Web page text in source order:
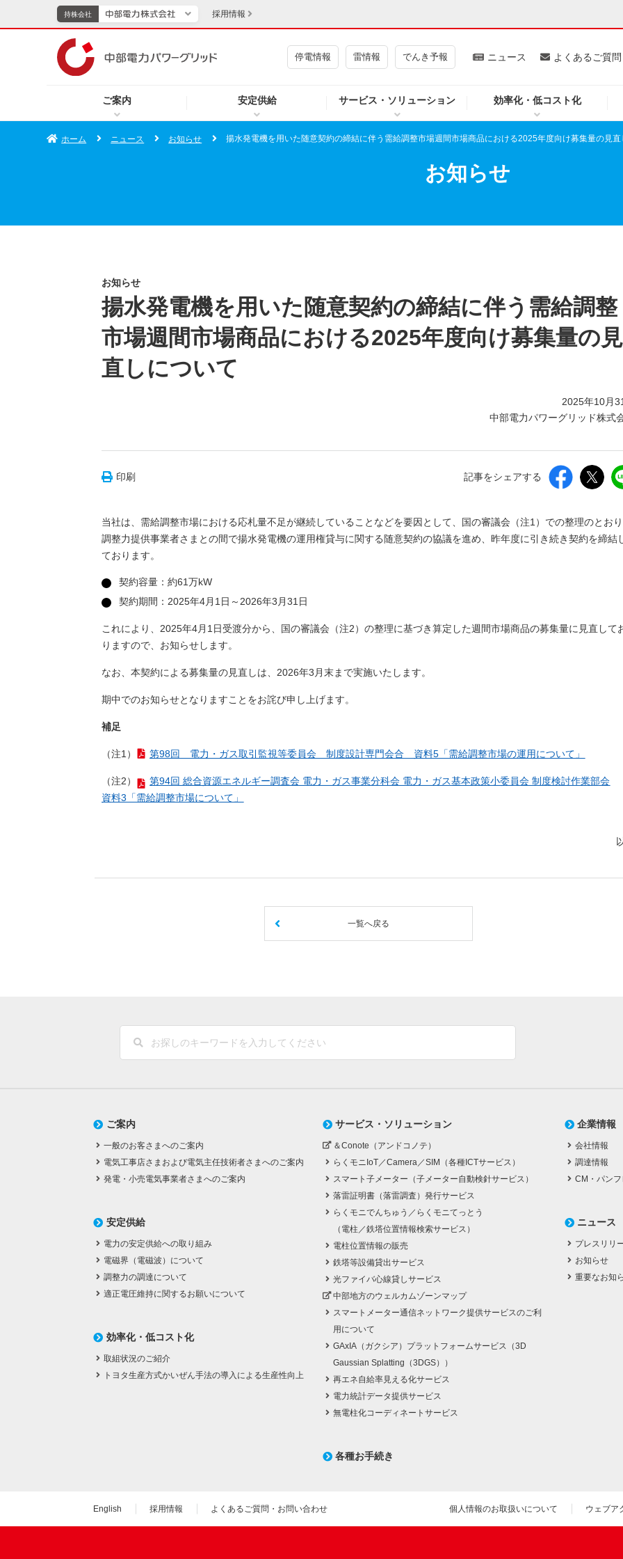
ご案内 安定供給 サービス・ソリューション 効率化・低コスト化
停電情報 雷情報 でんき予報 ニュース よくあるご質
持株会社
持株会社
TOPページへ エネルギー・原子力 CSR・環境・社会貢献
企業情報
採用情報
ホーム ニュース お知らせ 揚水発電機を用いた随意契約の締結に伴う需給調整市場週間市場商品における2025年度向け募集量の見
お知らせ
お知らせ
揚水発電機を用いた随意契約の締結に伴う需給調整
市場週間市場商品における2025年度向け募集量の見
直しについて
2025年10月
中部電力パワーグリッド株式
印刷 記事をシェアする
当社は、需給調整市場における応札量不足が継続していることなどを要因として、国の審議会（注1）での整理のとお
調整力提供事業者さまとの間で揚水発電機の運用権貸与に関する随意契約の協議を進め、昨年度に引き続き契約を締結
ております。
契約容量：約61万kW
契約期間：2025年4月1日～2026年3月31日
これにより、2025年4月1日受渡分から、国の審議会（注2）の整理に基づき算定した週間市場商品の募集量に見直して
りますので、お知らせします。
なお、本契約による募集量の見直しは、2026年3月末まで実施いたします。
期中でのお知らせとなりますことをお詫び申し上げます。
補足
（注1） 第98回 電力・ガス取引監視等委員会 制度設計専門会合 資料5「需給調整市場の運用について」
（注2）
第94回 総合資源エネルギー調査会 電力・ガス事業分科会 電力・ガス基本政策小委員会 制度検討作業部会
資料3「需給調整市場について」
一覧へ戻る
ご案内
一般のお客さまへのご案内
電気工事店さまおよび電気主任技術者さまへのご案内
発電・小売電気事業者さまへのご案内
安定供給
電力の安定供給への取り組み
電磁界（電磁波）について
調整力の調達について
適正電圧維持に関するお願いについて
効率化・低コスト化
取組状況のご紹介
トヨタ生産方式かいぜん手法の導入による生産性向上
サービス・ソリューション
＆Conote（アンドコノテ）
らくモニIoT／Camera／SIM（各種ICTサービス）
スマート子メーター（子メーター自動検針サービス）
落雷証明書（落雷調査）発行サービス
らくモニでんちゅう／らくモニてっとう
（電柱／鉄塔位置情報検索サービス）
電柱位置情報の販売
鉄塔等設備貸出サービス
光ファイバ心線貸しサービス
中部地方のウェルカムゾーンマップ
スマートメーター通信ネットワーク提供サービスのご利
用について
GAxIA（ガクシア）プラットフォームサービス（3D
Gaussian Splatting（3DGS））
再エネ自給率見える化サービス
電力統計データ提供サービス
無電柱化コーディネートサービス
各種お手続き
企業情報
会社情報
調達情報
CM・パン
ニュース
プレスリリ
お知らせ
重要なお知
English 採用情報 よくあるご質問・お問い合わせ 個人情報のお取扱いについて ウェブア